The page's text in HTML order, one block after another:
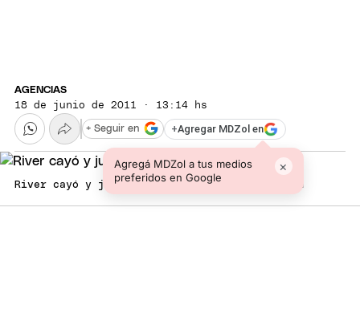
AGENCIAS
18 de junio de 2011 · 13:14 hs
+Agregar MDZol en
Agregá MDZol a tus medios
preferidos en Google
×
+ Seguir en
River cayó y jugará la promoción. Foto: Télam